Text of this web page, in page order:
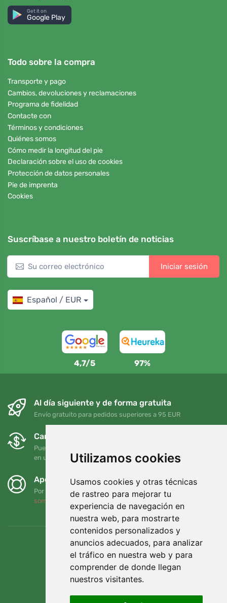
Utilizamos cookies
Usamos cookies y otras técnicas
de rastreo para mejorar tu
experiencia de navegación en
nuestra web, para mostrarte
contenidos personalizados y
anuncios adecuados, para analizar
el tráfico en nuestra web y para
comprender de donde llegan
nuestros visitantes.
Get it on
Google Play
Todo sobre la compra
Transporte y pago
Cambios, devoluciones y reclamaciones
Programa de fidelidad
Contacte con
Términos y condiciones
Quiénes somos
Cómo medir la longitud del pie
Declaración sobre el uso de cookies
Protección de datos personales
Pie de imprenta
Cookies
Suscríbase a nuestro boletín de noticias
Iniciar sesión
Español / EUR
4,7/5 97%
Al día siguiente y de forma gratuita
Envío gratuito para pedidos superiores a 95 EUR
Cambios y devoluciones gratuitos
Puede devolver o cambiar su pedido en cualquier momento
en un plazo de 90 días
Apoyamos a Trees.org
Por cada pedido plantamos un árbol. Leer más
somos